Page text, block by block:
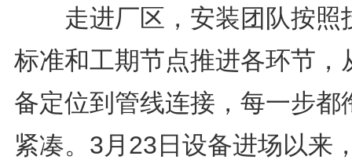
走进厂区，安装团队按照
标准和工期节点推进各环节，
备定位到管线连接，每一步都
紧凑。3月23日设备进场以来